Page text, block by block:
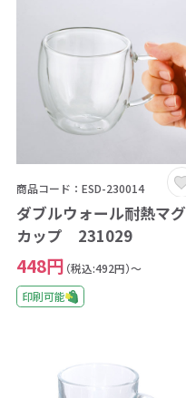
商品コード：ESD-230014
ダブルウォール耐熱マグ
カップ 231029
448円 （税込:492円）～
印刷可能